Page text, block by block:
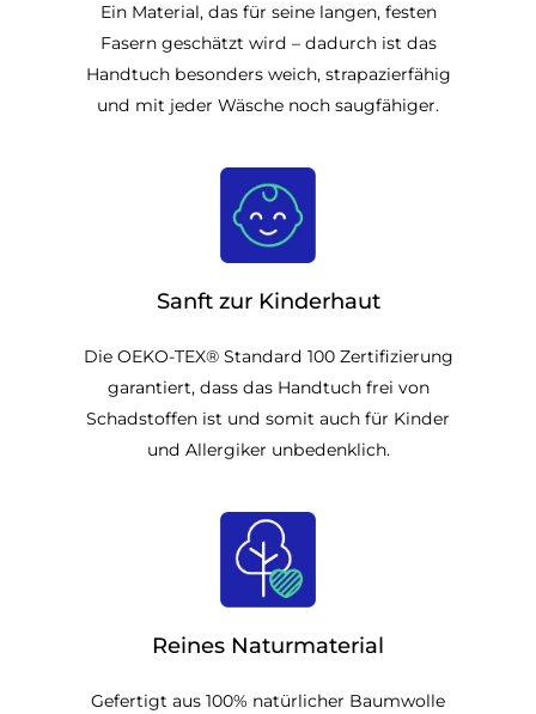
Ein Material, das für seine langen, festen
Fasern geschätzt wird – dadurch ist das
Handtuch besonders weich, strapazierfähig
und mit jeder Wäsche noch saugfähiger.
Sanft zur Kinderhaut
Die OEKO-TEX® Standard 100 Zertifizierung
garantiert, dass das Handtuch frei von
Schadstoffen ist und somit auch für Kinder
und Allergiker unbedenklich.
Reines Naturmaterial
Gefertigt aus 100% natürlicher Baumwolle